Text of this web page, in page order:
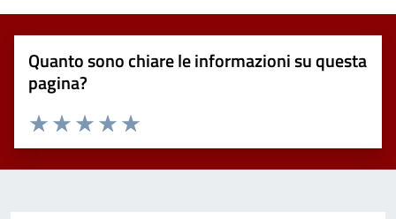
Quanto sono chiare le informazioni su questa
pagina?
Valuta 5 stelle su 5
Valuta 4 stelle su 5
Valuta 3 stelle su 5
Valuta 2 stelle su 5
Valuta 1 stelle su 5